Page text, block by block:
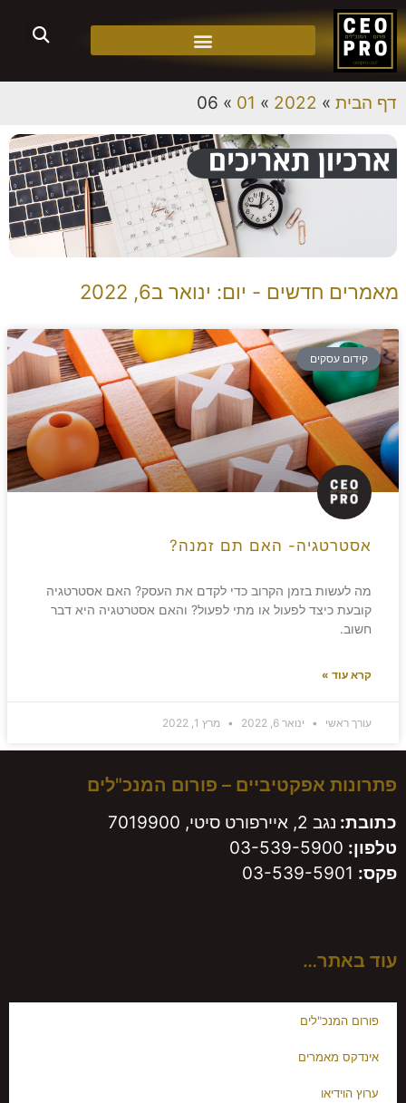
דף הבית »
2022
»
01
»
מאמרים חדשים - יום: ינואר ב6, 2022
קידום עסקים
אסטרטגיה- האם תם זמנה?
מה לעשות בזמן הקרוב כדי לקדם את העסק? האם אסטרטגיה
קובעת כיצד לפעול או מתי לפעול? והאם אסטרטגיה היא דבר
חשוב.
קרא עוד »
עורך ראשי ינואר 6, 2022 מרץ 1, 2022
פתרונות אפקטיביים – פורום המנכ"לים
כתובת: נגב 2, איירפורט סיטי, 7019900
טלפון: 03-539-5900
פקס:
עוד באתר…
פורום המנכ"לים
אינדקס מאמרים
ערוץ הוידיאו